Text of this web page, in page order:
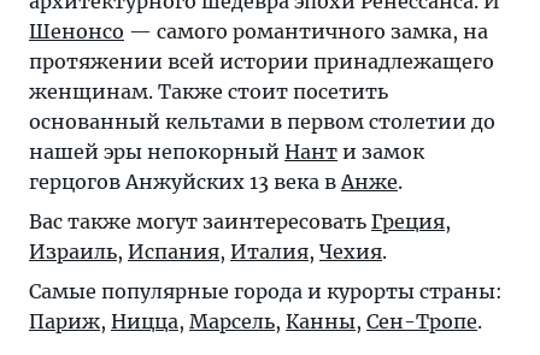
Шенонсо — самого романтичного замка, на
протяжении всей истории принадлежащего
женщинам. Также стоит посетить
основанный кельтами в первом столетии до
нашей эры непокорный Нант и замок
герцогов Анжуйских 13 века в Анже.
Вас также могут заинтересовать Греция,
Израиль, Испания, Италия, Чехия.
Самые популярные города и курорты страны:
Париж, Ницца, Марсель, Канны, Сен-Тропе.